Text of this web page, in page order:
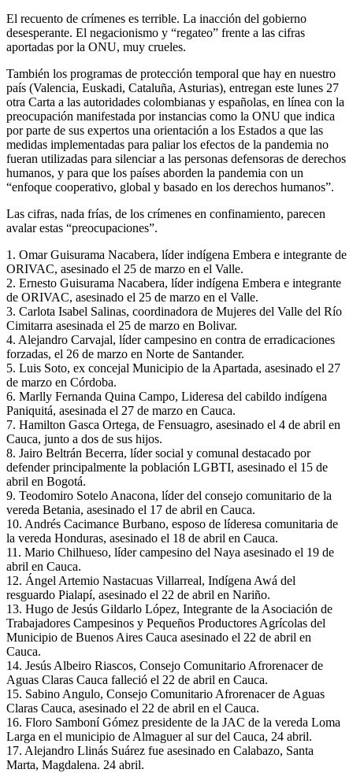
El recuento de crímenes es terrible. La inacción del gobierno
desesperante. El negacionismo y “regateo” frente a las cifras
aportadas por la ONU, muy crueles.
También los programas de protección temporal que hay en nuestro
país (Valencia, Euskadi, Cataluña, Asturias), entregan este lunes 27
otra Carta a las autoridades colombianas y españolas, en línea con la
preocupación manifestada por instancias como la ONU que indica
por parte de sus expertos una orientación a los Estados a que las
medidas implementadas para paliar los efectos de la pandemia no
fueran utilizadas para silenciar a las personas defensoras de derechos
humanos, y para que los países aborden la pandemia con un
“enfoque cooperativo, global y basado en los derechos humanos”.
Las cifras, nada frías, de los crímenes en confinamiento, parecen
avalar estas “preocupaciones”.
1. Omar Guisurama Nacabera, líder indígena Embera e integrante de
ORIVAC, asesinado el 25 de marzo en el Valle.
2. Ernesto Guisurama Nacabera, líder indígena Embera e integrante
de ORIVAC, asesinado el 25 de marzo en el Valle.
3. Carlota Isabel Salinas, coordinadora de Mujeres del Valle del Río
Cimitarra asesinada el 25 de marzo en Bolivar.
4. Alejandro Carvajal, líder campesino en contra de erradicaciones
forzadas, el 26 de marzo en Norte de Santander.
5. Luis Soto, ex concejal Municipio de la Apartada, asesinado el 27
de marzo en Córdoba.
6. Marlly Fernanda Quina Campo, Lideresa del cabildo indígena
Paniquitá, asesinada el 27 de marzo en Cauca.
7. Hamilton Gasca Ortega, de Fensuagro, asesinado el 4 de abril en
Cauca, junto a dos de sus hijos.
8. Jairo Beltrán Becerra, líder social y comunal destacado por
defender principalmente la población LGBTI, asesinado el 15 de
abril en Bogotá.
9. Teodomiro Sotelo Anacona, líder del consejo comunitario de la
vereda Betania, asesinado el 17 de abril en Cauca.
10. Andrés Cacimance Burbano, esposo de líderesa comunitaria de
la vereda Honduras, asesinado el 18 de abril en Cauca.
11. Mario Chilhueso, líder campesino del Naya asesinado el 19 de
abril en Cauca.
12. Ángel Artemio Nastacuas Villarreal, Indígena Awá del
resguardo Pialapí, asesinado el 22 de abril en Nariño.
13. Hugo de Jesús Gildarlo López, Integrante de la Asociación de
Trabajadores Campesinos y Pequeños Productores Agrícolas del
Municipio de Buenos Aires Cauca asesinado el 22 de abril en
Cauca.
14. Jesús Albeiro Riascos, Consejo Comunitario Afrorenacer de
Aguas Claras Cauca falleció el 22 de abril en Cauca.
15. Sabino Angulo, Consejo Comunitario Afrorenacer de Aguas
Claras Cauca, asesinado el 22 de abril en el Cauca.
16. Floro Samboní Gómez presidente de la JAC de la vereda Loma
Larga en el municipio de Almaguer al sur del Cauca, 24 abril.
17. Alejandro Llinás Suárez fue asesinado en Calabazo, Santa
Marta, Magdalena. 24 abril.